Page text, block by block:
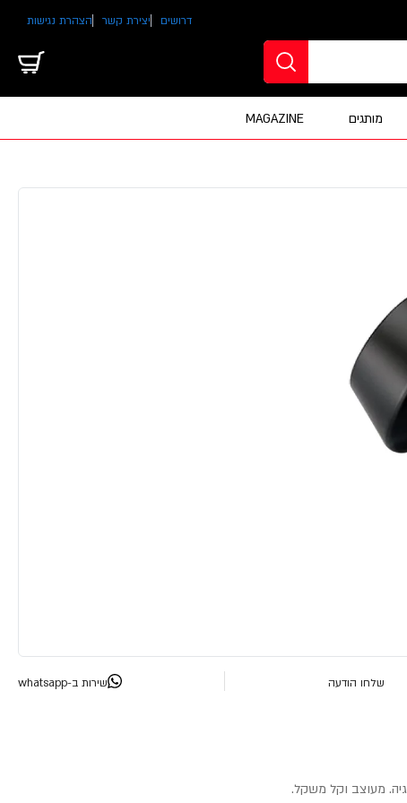
דרושים יצירת קשר הצהרת נגישות
מותגים MAGAZINE
שלחו הודעה שירות ב-whatsapp